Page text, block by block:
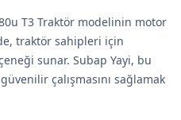
T3 Traktör modelinin motor
traktör sahipleri için
sunar. Subap Yayi, bu
çalışmasını sağlamak